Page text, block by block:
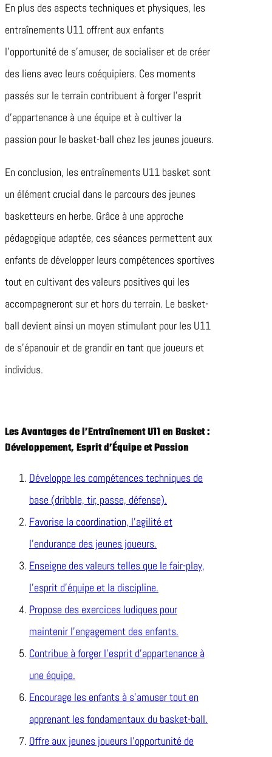
En plus des aspects techniques et physiques, les
entraînements U11 offrent aux enfants
l’opportunité de s’amuser, de socialiser et de créer
des liens avec leurs coéquipiers. Ces moments
passés sur le terrain contribuent à forger l’esprit
d’appartenance à une équipe et à cultiver la
passion pour le basket-ball chez les jeunes joueurs.
En conclusion, les entraînements U11 basket sont
un élément crucial dans le parcours des jeunes
basketteurs en herbe. Grâce à une approche
pédagogique adaptée, ces séances permettent aux
enfants de développer leurs compétences sportives
tout en cultivant des valeurs positives qui les
accompagneront sur et hors du terrain. Le basket-
ball devient ainsi un moyen stimulant pour les U11
de s’épanouir et de grandir en tant que joueurs et
individus.
Les Avantages de l’Entraînement U11 en Basket :
Développement, Esprit d’Équipe et Passion
Développe les compétences techniques de
base (dribble, tir, passe, défense).
Favorise la coordination, l’agilité et
l’endurance des jeunes joueurs.
Enseigne des valeurs telles que le fair-play,
l’esprit d’équipe et la discipline.
Propose des exercices ludiques pour
maintenir l’engagement des enfants.
Contribue à forger l’esprit d’appartenance à
une équipe.
Encourage les enfants à s’amuser tout en
apprenant les fondamentaux du basket-ball.
Offre aux jeunes joueurs l’opportunité de